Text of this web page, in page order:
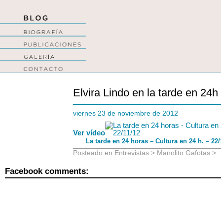
Elvira Lindo en la tarde en 24h
viernes 23 de noviembre de 2012
Ver vídeo
La tarde en 24 horas – Cultura en 24 h. – 22/
Posteado en Entrevistas > Manolito Gafotas >
Facebook comments: